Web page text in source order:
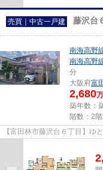
売買｜中古一戸建 藤沢台
南海高野
南海高野
分
大阪府富
2,680
築年数：
階数：2
【富田林市藤沢台６丁目】ゆ